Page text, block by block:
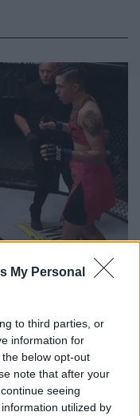
My Personal
to third parties, or
information for
below opt-out
note that after your
seeing
utilized by